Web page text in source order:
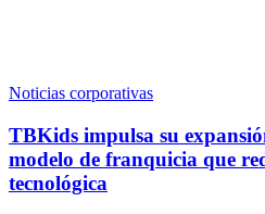
Noticias corporativas
TBKids impulsa su
modelo de franquicia que
tecnológica